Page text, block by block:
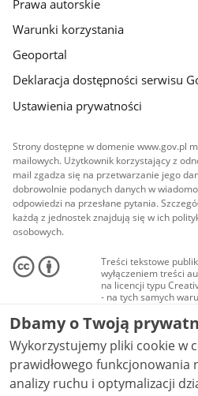
Prawa autorskie
Warunki korzystania
Geoportal
Deklaracja dostępności serwisu
Ustawienia prywatności
Strony dostępne w domenie www.gov.pl
mailowych. Użytkownik korzystający z
mail zgadza się na przetwarzanie jego
dobrowolnie podanych danych w
odpowiedzi na przesłane pytania.
każdą z jednostek znajdują się w ich
osobowych.
Treści tekstowe
wyłączeniem treści
na licencji typu
- na tych samych
Materiały
audio i wideo, są
Creative Commons:
niekomercyjne - bez
NC-ND 4.0), o ile nie
Dbamy o Twoją
Wykorzystujemy pliki cookie w
prawidłowego funkcjonowania
analizy ruchu i optymalizacji działania